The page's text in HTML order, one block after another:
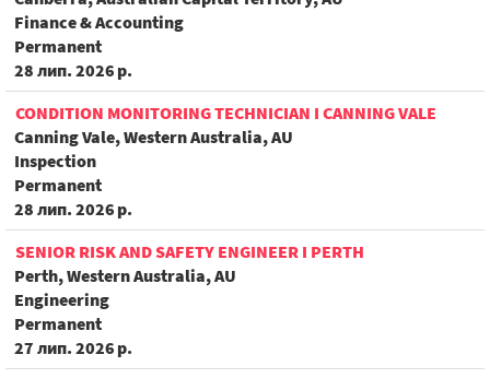
Finance & Accounting
Permanent
28 лип. 2026 р.
CONDITION MONITORING TECHNICIAN I CANNING VALE
Canning Vale, Western Australia, AU
Inspection
Permanent
28 лип. 2026 р.
SENIOR RISK AND SAFETY ENGINEER I PERTH
Perth, Western Australia, AU
Engineering
Permanent
27 лип. 2026 р.